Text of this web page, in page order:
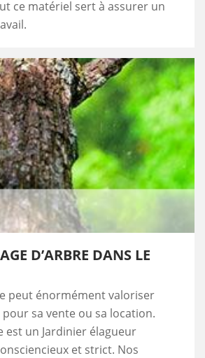
ce matériel sert à assurer un
D’ARBRE DANS LE
peut énormément valoriser
sa vente ou sa location.
est un Jardinier élagueur
et strict. Nos